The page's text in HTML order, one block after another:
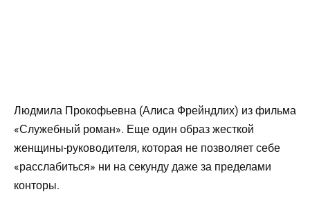
Людмила Прокофьевна (Алиса Фрейндлих) из фильма
«Служебный роман». Еще один образ жесткой
женщины-руководителя, которая не позволяет себе
«расслабиться» ни на секунду даже за пределами
конторы.